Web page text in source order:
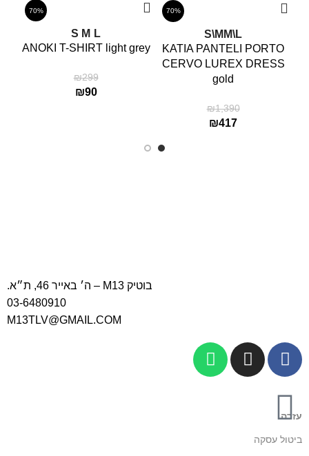
70%
M\L
S\M
KATIA PANTELI PORTO
CERVO LUREX DRESS
gold
₪1,390
₪417
70%
L
M
S
ANOKI T-SHIRT light grey
₪299
₪90
בוטיק M13 – ה׳ באייר 46, ת״א.
03-6480910
עזרה
ביטול עסקה